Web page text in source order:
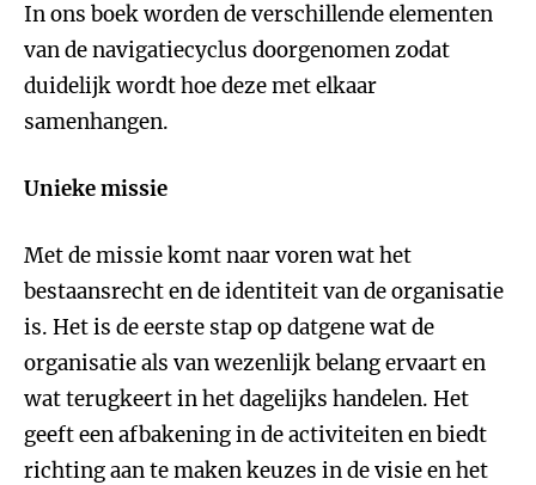
In ons boek worden de verschillende elementen
van de navigatiecyclus doorgenomen zodat
duidelijk wordt hoe deze met elkaar
samenhangen.
Unieke missie
Met de missie komt naar voren wat het
bestaansrecht en de identiteit van de organisatie
is. Het is de eerste stap op datgene wat de
organisatie als van wezenlijk belang ervaart en
wat terugkeert in het dagelijks handelen. Het
geeft een afbakening in de activiteiten en biedt
richting aan te maken keuzes in de visie en het